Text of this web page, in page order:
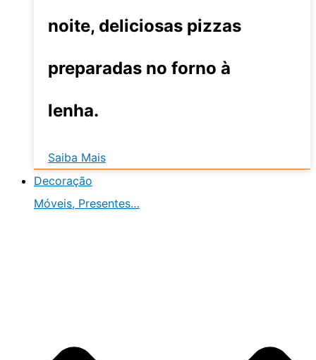
noite, deliciosas pizzas
preparadas no forno à
lenha.
Saiba Mais
Decoração
Móveis, Presentes…